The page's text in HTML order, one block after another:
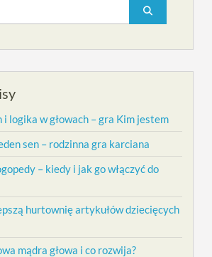
i logika w głowach – gra Kim jestem
sen – rodzinna gra karciana
– kiedy i jak go włączyć do
hurtownię artykułów dziecięcych
mądra głowa i co rozwija?